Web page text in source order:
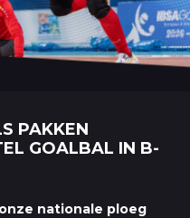
PAKKEN
GOALBAL IN B-
nationale ploeg